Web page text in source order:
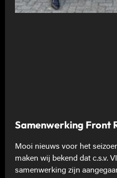
Samenwerking Front
Mooi nieuws voor het
maken wij bekend dat c.s.v.
samenwerking zijn